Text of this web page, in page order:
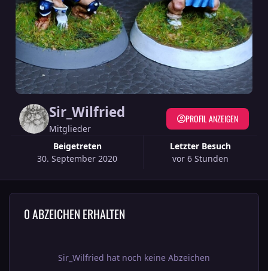
Sir_Wilfried
Mitglieder
Beigetreten
30. September 2020
Letzter Besuch
vor 6 Stunden
PROFIL ANZEIGEN
0 ABZEICHEN ERHALTEN
Sir_Wilfried hat noch keine Abzeichen